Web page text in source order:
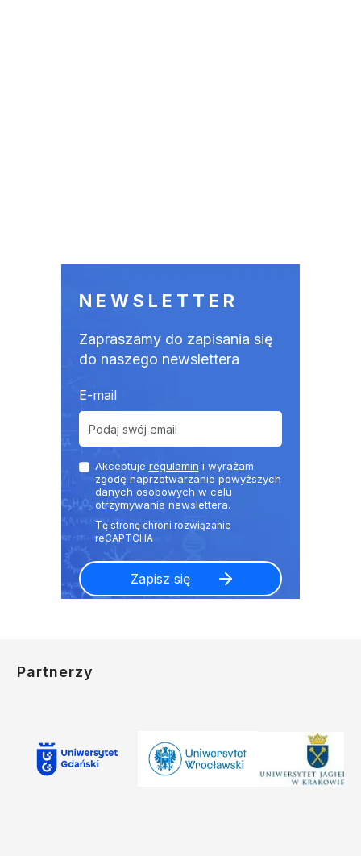
NEWSLETTER
Zapraszamy do zapisania się
do naszego newslettera
E-mail
Akceptuje regulamin i wyrażam
zgodę naprzetwarzanie powyższych
danych osobowych w celu
otrzymywania newslettera.
Partnerzy